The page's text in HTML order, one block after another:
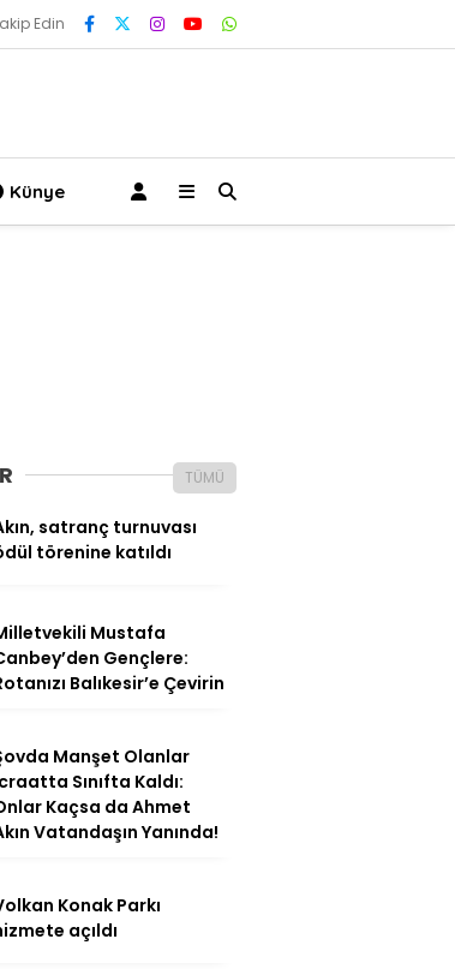
Edin
Künye
TÜMÜ
satranç turnuvası
törenine katıldı
Mustafa
Gençlere:
Balıkesir’e Çevirin
Manşet Olanlar
Sınıfta Kaldı:
Kaçsa da Ahmet
Vatandaşın Yanında!
Konak Parkı
açıldı